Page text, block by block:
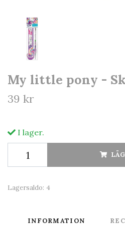
My little pony -
39 kr
I lager.
Lagersaldo: 4
INFORMATION